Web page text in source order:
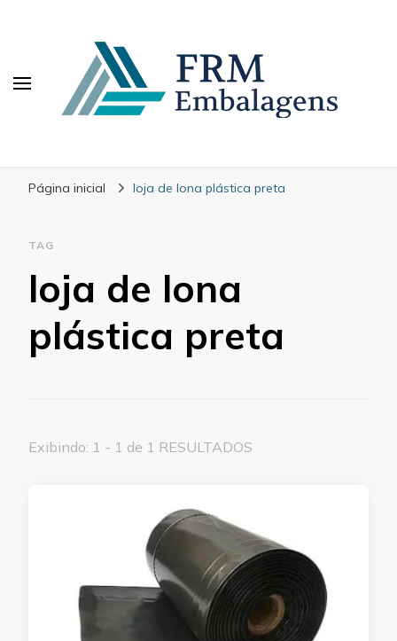
Página inicial loja de lona plástica preta
TAG
loja de lona
plástica preta
Exibindo: 1 - 1 de 1 RESULTADOS